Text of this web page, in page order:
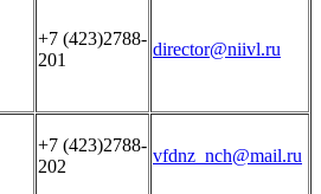
+7 (423)2788-
201
director@niivl.ru
+7 (423)2788-
202
vfdnz_nch@mail.ru